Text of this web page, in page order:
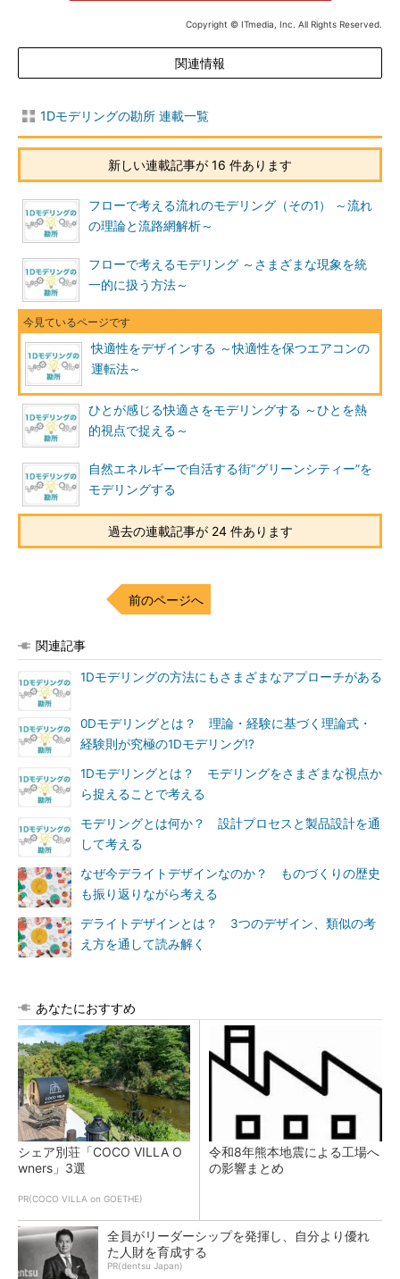
Copyright © ITmedia, Inc. All Rights Reserved.
関連情報
1Dモデリングの勘所 連載一覧
新しい連載記事が 16 件あります
フローで考える流れのモデリング（その1） ～流れ
の理論と流路網解析～
フローで考えるモデリング ～さまざまな現象を統
一的に扱う方法～
快適性をデザインする ～快適性を保つエアコンの
運転法～
ひとが感じる快適さをモデリングする ～ひとを熱
的視点で捉える～
自然エネルギーで自活する街“グリーンシティー”を
モデリングする
過去の連載記事が 24 件あります
前のページへ
関連記事
1Dモデリングの方法にもさまざまなアプローチがある
0Dモデリングとは？ 理論・経験に基づく理論式・
経験則が究極の1Dモデリング!?
1Dモデリングとは？ モデリングをさまざまな視点か
ら捉えることで考える
モデリングとは何か？ 設計プロセスと製品設計を通
して考える
なぜ今デライトデザインなのか？ ものづくりの歴史
も振り返りながら考える
デライトデザインとは？ 3つのデザイン、類似の考
え方を通して読み解く
あなたにおすすめ
シェア別荘「COCO VILLA O
wners」3選
PR(COCO VILLA on GOETHE)
令和8年熊本地震による工場へ
の影響まとめ
全員がリーダーシップを発揮し、自分より優れ
た人財を育成する
PR(dentsu Japan)